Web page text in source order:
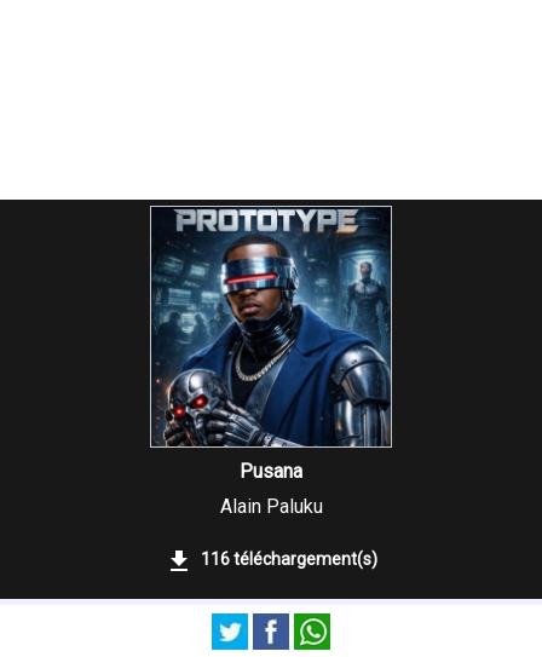
Pusana
Alain Paluku
116 téléchargement(s)